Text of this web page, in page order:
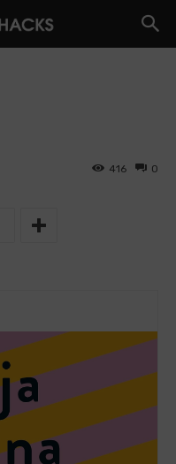
0
416